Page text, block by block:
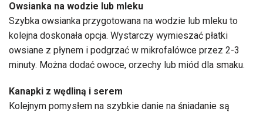
Owsianka na wodzie lub mleku
Szybka owsianka przygotowana na wodzie lub mleku to
kolejna doskonała opcja. Wystarczy wymieszać płatki
owsiane z płynem i podgrzać w mikrofalówce przez 2-3
minuty. Można dodać owoce, orzechy lub miód dla smaku.
Kanapki z wędliną i serem
Kolejnym pomysłem na szybkie danie na śniadanie są